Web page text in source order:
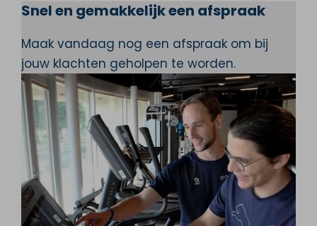
Snel en gemakkelijk een afspraak
Maak vandaag nog een afspraak om bij
jouw klachten geholpen te worden.